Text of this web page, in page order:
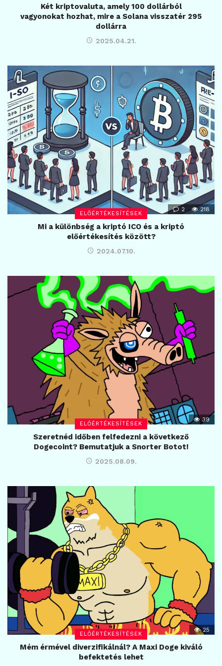
Két kriptovaluta, amely 100 dollárból
vagyonokat hozhat, mire a Solana visszatér 295
dollárra
2025.04.21.
ELŐÉRTÉKESÍTÉSEK
2 218
Mi a különbség a kriptó ICO és a kriptó
előértékesítés között?
2024.07.10.
ELŐÉRTÉKESÍTÉSEK
39
Szeretnéd időben felfedezni a következő
Dogecoint? Bemutatjuk a Snorter Botot!
2025.08.09.
ELŐÉRTÉKESÍTÉSEK
25
Mém érmével diverzifikálnál? A Maxi Doge kiváló
befektetés lehet